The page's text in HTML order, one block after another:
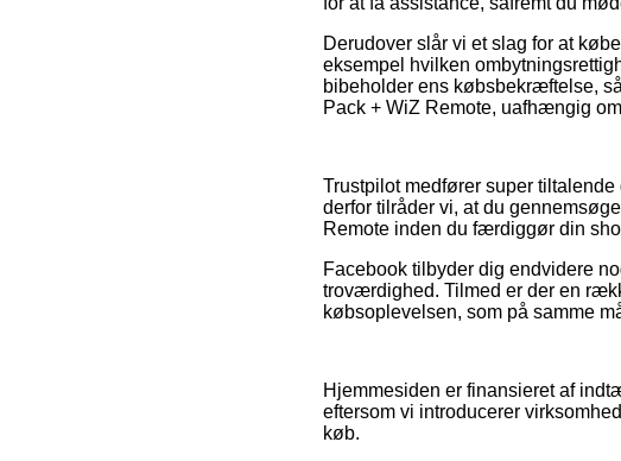
Derudover slår vi et slag for at
eksempel hvilken
bibeholder ens købsbekræftelse,
Pack + WiZ Remote, uafhængig
Trustpilot medfører super
derfor tilråder vi, at du
Remote inden du færdiggør din
Facebook tilbyder dig endvidere
troværdighed. Tilmed er der en
købsoplevelsen, som på samme
Hjemmesiden er finansieret af
eftersom vi introducerer
køb.